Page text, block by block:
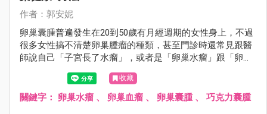
作者：郭安妮
卵巢囊腫普遍發生在20到50歲有月經週期的女性身上，不過
很多女性搞不清楚卵巢腫瘤的種類，甚至門診時還常見跟醫
師說自己「子宮長了水瘤」，或者是「卵巢水瘤」跟「卵巢
血瘤」分不清楚，女性朋友應該要認識什麼是卵巢囊腫。
收藏
關鍵字： 卵巢水瘤 、 卵巢血瘤 、 卵巢囊腫、 巧克力囊腫